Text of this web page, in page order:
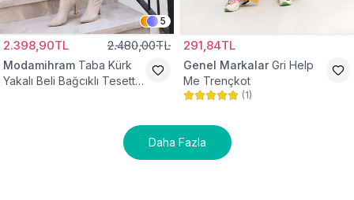
5
2.398,90TL 2.480,00TL
Modamihram Taba Kürk
Yakalı Beli Bağcıklı Tesettür
291,84TL
Genel Markalar Gri Help
Me Trençkot
(1)
Daha Fazla